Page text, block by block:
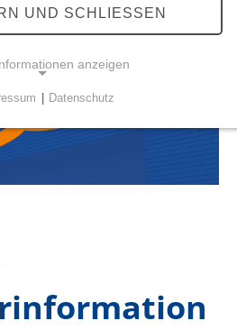
UND SCHLIESSEN
anzeigen
ermöglichen grundlegende
Datenschutz